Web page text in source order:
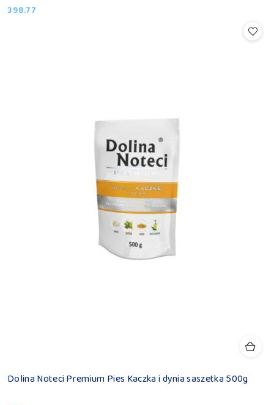
Cena:
398.77
Dolina Noteci Premium Pies Kaczka i dynia saszetka 500g